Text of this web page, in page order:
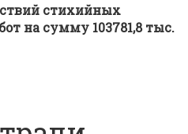
стихийных
на сумму 103781,8 тыс.